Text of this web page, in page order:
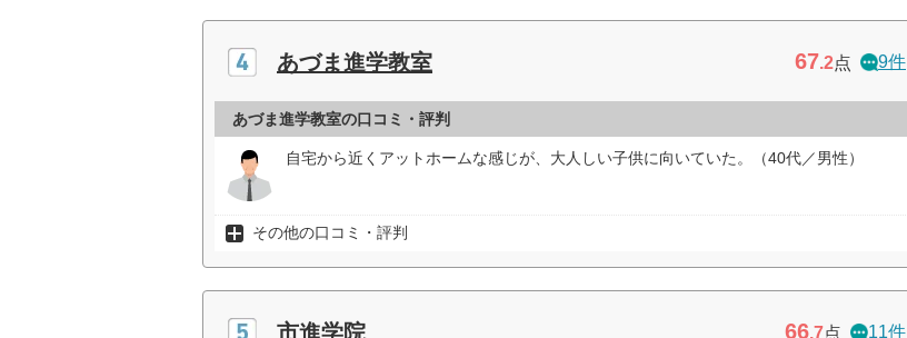
あづま進学教室 67.2点 9件
あづま進学教室の口コミ・評判
自宅から近くアットホームな感じが、大人しい子供に向いていた。（40代／男性）
その他の口コミ・評判
市進学院 66.7点 11件